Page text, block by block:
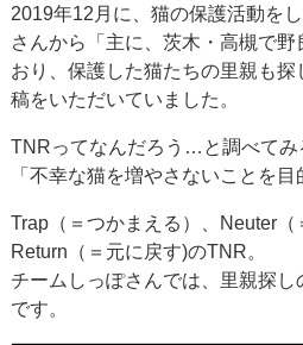
2019年12月に、猫の保護活動を
さんから「主に、茨木・高槻で
おり、保護した猫たちの里親も
稿をいただいていました。
TNRってなんだろう…と調べてみ
「不幸な猫を増やさないことを目
Trap（＝つかまえる）、Neuter（
Return（＝元に戻す)のTNR。
チームしっぽさんでは、里親探し
です。